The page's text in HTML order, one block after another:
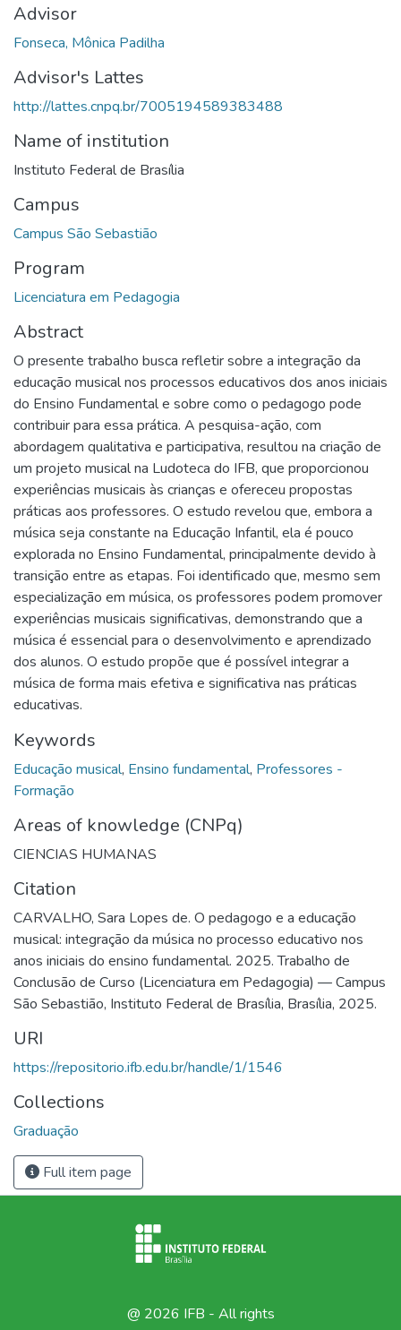
Advisor
Fonseca, Mônica Padilha
Advisor's Lattes
http://lattes.cnpq.br/7005194589383488
Name of institution
Instituto Federal de Brasília
Campus
Campus São Sebastião
Program
Licenciatura em Pedagogia
Abstract
O presente trabalho busca refletir sobre a integração da
educação musical nos processos educativos dos anos iniciais
do Ensino Fundamental e sobre como o pedagogo pode
contribuir para essa prática. A pesquisa-ação, com
abordagem qualitativa e participativa, resultou na criação de
um projeto musical na Ludoteca do IFB, que proporcionou
experiências musicais às crianças e ofereceu propostas
práticas aos professores. O estudo revelou que, embora a
música seja constante na Educação Infantil, ela é pouco
explorada no Ensino Fundamental, principalmente devido à
transição entre as etapas. Foi identificado que, mesmo sem
especialização em música, os professores podem promover
experiências musicais significativas, demonstrando que a
música é essencial para o desenvolvimento e aprendizado
dos alunos. O estudo propõe que é possível integrar a
música de forma mais efetiva e significativa nas práticas
educativas.
Keywords
Educação musical, Ensino fundamental, Professores -
Formação
Areas of knowledge (CNPq)
CIENCIAS HUMANAS
Citation
CARVALHO, Sara Lopes de. O pedagogo e a educação
musical: integração da música no processo educativo nos
anos iniciais do ensino fundamental. 2025. Trabalho de
Conclusão de Curso (Licenciatura em Pedagogia) — Campus
São Sebastião, Instituto Federal de Brasília, Brasília, 2025.
URI
https://repositorio.ifb.edu.br/handle/1/1546
Collections
Graduação
Full item page
@ 2026 IFB - All rights